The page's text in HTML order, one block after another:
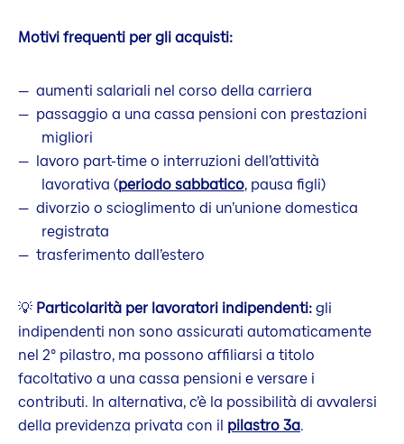
Motivi frequenti per gli acquisti:
aumenti salariali nel corso della carriera
passaggio a una cassa pensioni con prestazioni
migliori
lavoro part-time o interruzioni dell’attività
lavorativa (periodo sabbatico, pausa figli)
divorzio o scioglimento di un’unione domestica
registrata
trasferimento dall’estero
💡 Particolarità per lavoratori indipendenti:gli
indipendenti non sono assicurati automaticamente
nel 2° pilastro, ma possono affiliarsi a titolo
facoltativo a una cassa pensioni e versare i
contributi. In alternativa, c’è la possibilità di avvalersi
della previdenza privata con il pilastro 3a.